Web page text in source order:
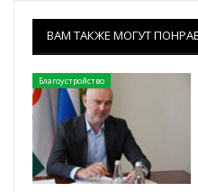
ВАМ ТАКЖЕ МОГУТ
Благоустройство